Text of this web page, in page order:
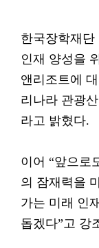
한국장학재단
인재 양성을
앤리조트에
리나라 관광
라고 밝혔다.
이어 “앞으로
의 잠재력을
가는 미래 인
돕겠다”고 강